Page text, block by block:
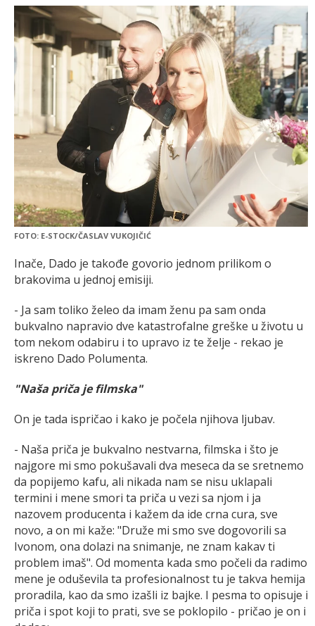
FOTO: E-STOCK/ČASLAV VUKOJIČIĆ
Inače, Dado je takođe govorio jednom prilikom o
brakovima u jednoj emisiji.
- Ja sam toliko želeo da imam ženu pa sam onda
bukvalno napravio dve katastrofalne greške u životu u
tom nekom odabiru i to upravo iz te želje - rekao je
iskreno Dado Polumenta.
"Naša priča je filmska"
On je tada ispričao i kako je počela njihova ljubav.
- Naša priča je bukvalno nestvarna, filmska i što je
najgore mi smo pokušavali dva meseca da se sretnemo
da popijemo kafu, ali nikada nam se nisu uklapali
termini i mene smori ta priča u vezi sa njom i ja
nazovem producenta i kažem da ide crna cura, sve
novo, a on mi kaže: "Druže mi smo sve dogovorili sa
Ivonom, ona dolazi na snimanje, ne znam kakav ti
problem imaš". Od momenta kada smo počeli da radimo
mene je oduševila ta profesionalnost tu je takva hemija
proradila, kao da smo izašli iz bajke. I pesma to opisuje i
priča i spot koji to prati, sve se poklopilo - pričao je on i